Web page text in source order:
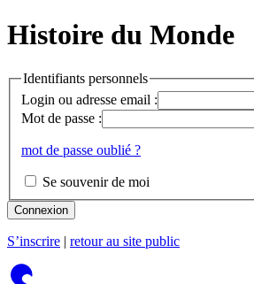
Histoire du Monde
Identifiants personnels
Login ou adresse email :
Mot de passe :
mot de passe oublié ?
Se souvenir de moi
Connexion
S’inscrire retour au site public